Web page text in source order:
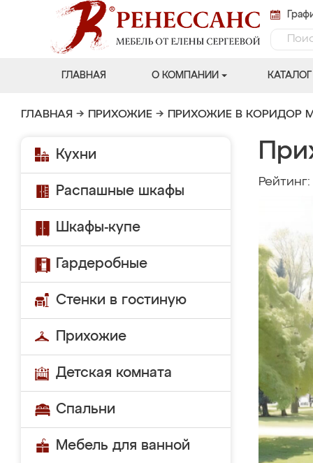
ГЛАВНАЯ О КОМПАНИИ КАТАЛОГ
ГЛАВНАЯ → ПРИХОЖИЕ → ПРИХОЖИЕ В КОРИДОР
Кухни
Распашные шкафы
Шкафы-купе
Гардеробные
Стенки в гостиную
Прихожие
Детская комната
Спальни
Мебель для ванной
Рейтинг: